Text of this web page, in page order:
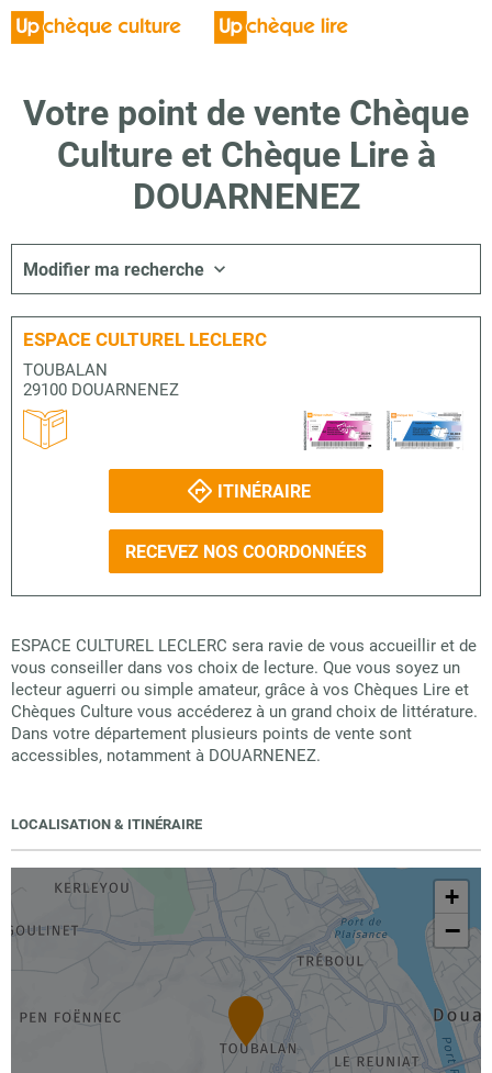
Votre point de vente Chèque
Culture et Chèque Lire à
DOUARNENEZ
Modifier ma recherche
ESPACE CULTUREL LECLERC
TOUBALAN
29100 DOUARNENEZ
ITINÉRAIRE
RECEVEZ NOS COORDONNÉES
ESPACE CULTUREL LECLERC sera ravie de vous accueillir et de
vous conseiller dans vos choix de lecture. Que vous soyez un
lecteur aguerri ou simple amateur, grâce à vos Chèques Lire et
Chèques Culture vous accéderez à un grand choix de littérature.
Dans votre département plusieurs points de vente sont
accessibles, notamment à DOUARNENEZ.
LOCALISATION & ITINÉRAIRE
+
−